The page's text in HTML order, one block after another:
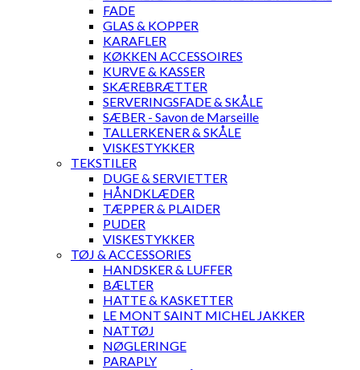
FADE
GLAS & KOPPER
KARAFLER
KØKKEN ACCESSOIRES
KURVE & KASSER
SKÆREBRÆTTER
SERVERINGSFADE & SKÅLE
SÆBER - Savon de Marseille
TALLERKENER & SKÅLE
VISKESTYKKER
TEKSTILER
DUGE & SERVIETTER
HÅNDKLÆDER
TÆPPER & PLAIDER
PUDER
VISKESTYKKER
TØJ & ACCESSORIES
HANDSKER & LUFFER
BÆLTER
HATTE & KASKETTER
LE MONT SAINT MICHEL JAKKER
NATTØJ
NØGLERINGE
PARAPLY